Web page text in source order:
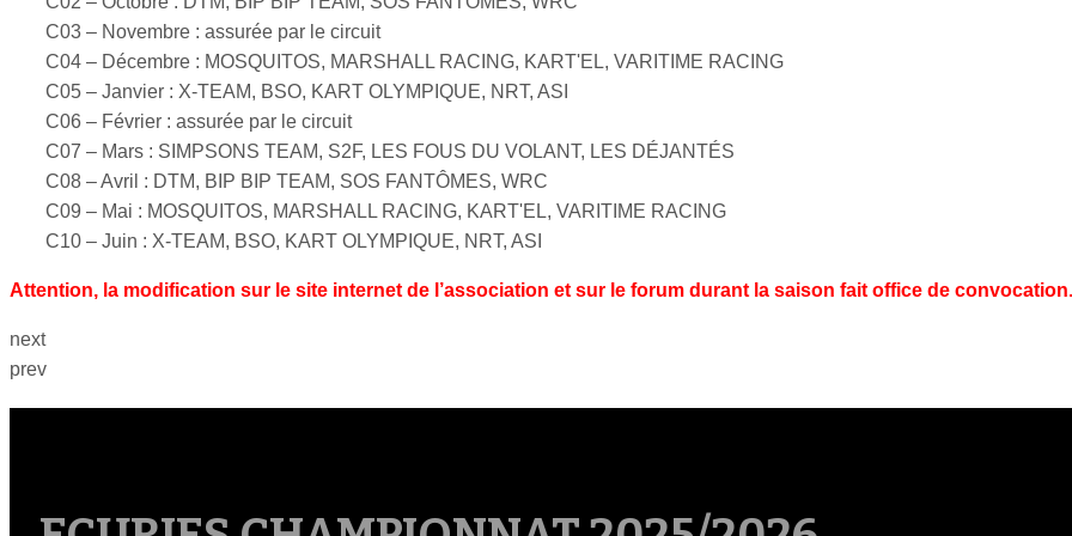
C03 – Novembre : assurée par le circuit
C04 – Décembre : MOSQUITOS, MARSHALL RACING, KART'EL, VARITIME RACING
C05 – Janvier : X-TEAM, BSO, KART OLYMPIQUE, NRT, ASI
C06 – Février : assurée par le circuit
C07 – Mars : SIMPSONS TEAM, S2F, LES FOUS DU VOLANT, LES DÉJANTÉS
C08 – Avril : DTM, BIP BIP TEAM, SOS FANTÔMES, WRC
C09 – Mai : MOSQUITOS, MARSHALL RACING, KART'EL, VARITIME RACING
C10 – Juin : X-TEAM, BSO, KART OLYMPIQUE, NRT, ASI
Attention, la modification sur le site internet de l’association et sur le forum durant la saison fait office de convocation.
next
prev